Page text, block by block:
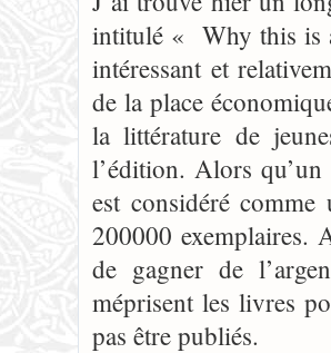
intitulé « Why this is
intéressant et
de la place
la littérature de
l’édition. Alors
est considéré
200000 exemplaires.
de gagner de
méprisent les livres
pas être publiés.